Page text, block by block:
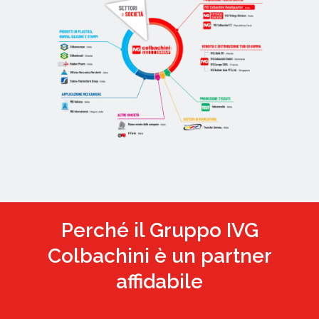
Perché il Gruppo IVG
Colbachini è un partner
affidabile